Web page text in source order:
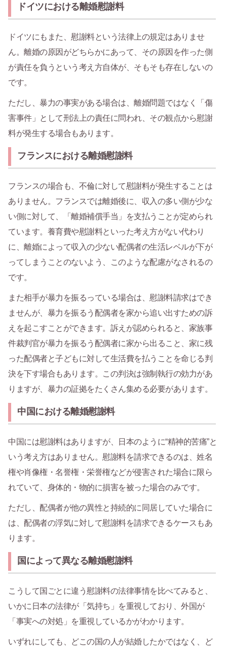
ドイツにおける離婚慰謝料
ドイツにもまた、慰謝料という法律上の規定はありませ
ん。離婚の原因がどちらかにあって、その原因を作った側
が責任を負うという考え方自体が、そもそも存在しないの
です。
ただし、暴力の事実がある場合は、離婚問題ではなく「傷
害事件」として刑法上の責任に問われ、その観点から慰謝
料が発生する場合もあります。
フランスにおける離婚慰謝料
フランスの場合も、不倫に対して慰謝料が発生することは
ありません。フランスでは離婚後に、収入の多い側が少な
い側に対して、「離婚補償手当」を支払うことが定められ
ています。養育費や慰謝料といった考え方がない代わり
に、離婚によって収入の少ない配偶者の生活レベルが下が
ってしまうことのないよう、このような配慮がなされるの
です。
また相手が暴力を振るっている場合は、慰謝料請求はでき
ませんが、暴力を振るう配偶者を家から追い出すための訴
えを起こすことができます。訴えが認められると、家族事
件裁判官が暴力を振るう配偶者に家から出ること、家に残
った配偶者と子どもに対して生活費を払うことを命じる判
決を下す場合もあります。この判決は強制執行の効力があ
りますが、暴力の証拠をたくさん集める必要があります。
中国における離婚慰謝料
中国には慰謝料はありますが、日本のように“精神的苦痛”と
いう考え方はありません。慰謝料を請求できるのは、姓名
権や肖像権・名誉権・栄誉権などが侵害された場合に限ら
れていて、身体的・物的に損害を被った場合のみです。
ただし、配偶者が他の異性と持続的に同居していた場合に
は、配偶者の浮気に対して慰謝料を請求できるケースもあ
ります。
国によって異なる離婚慰謝料
こうして国ごとに違う慰謝料の法律事情を比べてみると、
いかに日本の法律が「気持ち」を重視しており、外国が
「事実への対処」を重視しているかがわかります。
いずれにしても、どこの国の人が結婚したかではなく、ど